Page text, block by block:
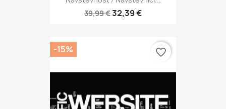
39,99 €32,39 €
-15% favorite_border